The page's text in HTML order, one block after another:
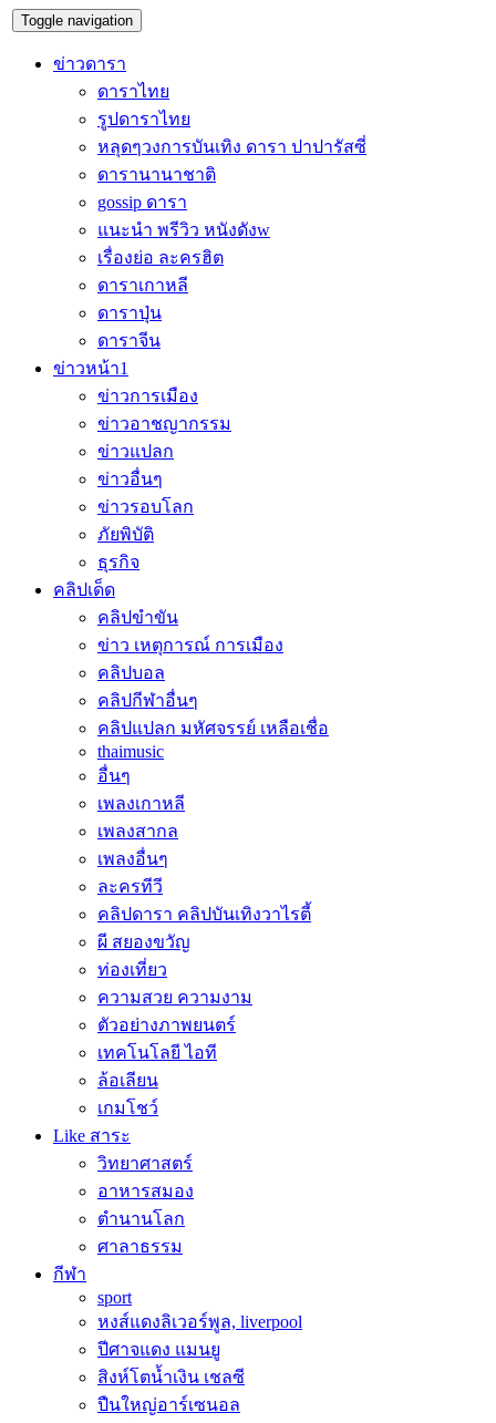
Toggle navigation
ข่าวดารา
ดาราไทย
รูปดาราไทย
หลุดๆวงการบันเทิง ดารา ปาปารัสซี่
ดารานานาชาติ
gossip ดารา
แนะนำ พรีวิว หนังดังw
เรื่องย่อ ละครฮิต
ดาราเกาหลี
ดาราปุ่น
ดาราจีน
ข่าวหน้า1
ข่าวการเมือง
ข่าวอาชญากรรม
ข่าวแปลก
ข่าวอื่นๆ
ข่าวรอบโลก
ภัยพิบัติ
ธุรกิจ
คลิปเด็ด
คลิปขำขัน
ข่าว เหตุการณ์ การเมือง
คลิปบอล
คลิปกีฬาอื่นๆ
คลิปแปลก มหัศจรรย์ เหลือเชื่อ
thaimusic
อื่นๆ
เพลงเกาหลี
เพลงสากล
เพลงอื่นๆ
ละครทีวี
คลิปดารา คลิปบันเทิงวาไรตี้
ผี สยองขวัญ
ท่องเที่ยว
ความสวย ความงาม
ตัวอย่างภาพยนตร์
เทคโนโลยี ไอที
ล้อเลียน
เกมโชว์
Like สาระ
วิทยาศาสตร์
อาหารสมอง
ตำนานโลก
ศาลาธรรม
กีฬา
sport
หงส์แดงลิเวอร์พูล, liverpool
ปีศาจแดง แมนยู
สิงห์โตน้ำเงิน เชลซี
ปืนใหญ่อาร์เซนอล